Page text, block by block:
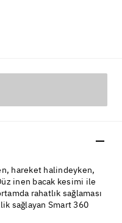
hareket halindeyken,
inen bacak kesimi ile
rahatlık sağlaması
sağlayan Smart 360